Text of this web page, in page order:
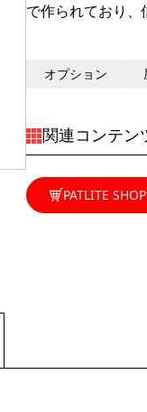
で作られており、
オプション
関連コンテン
PATLITE